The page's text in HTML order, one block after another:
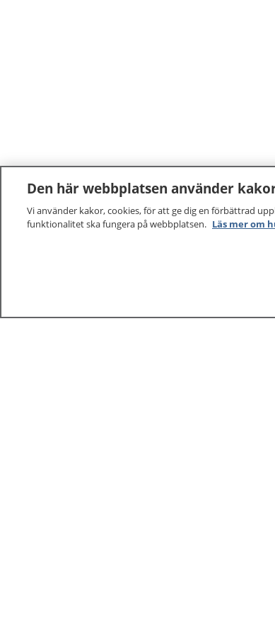
Den här webbplatsen använder
Vi använder kakor, cookies, för att ge dig en förbättrad
funktionalitet ska fungera på webbplatsen. Läs mer om